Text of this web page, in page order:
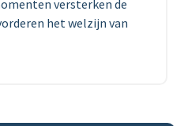
versterken de
het welzijn van